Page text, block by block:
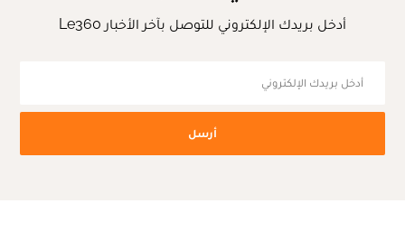
أدخل بريدك الإلكتروني للتوصل بآخر الأخبار Le360
أرسل